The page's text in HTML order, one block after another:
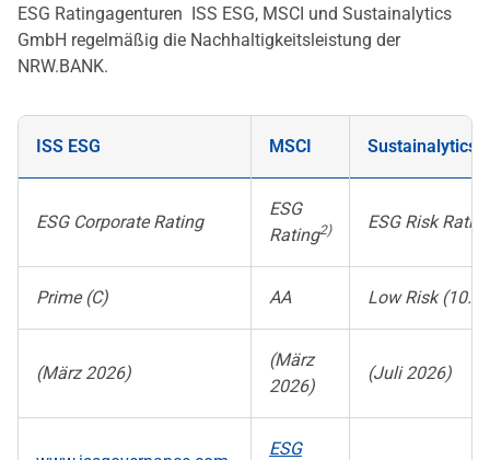
ESG Ratingagenturen
ISS ESG, MSCI und Sustainalytics
GmbH regelmäßig die Nachhaltigkeitsleistung der
NRW.BANK.
ISS ESG MSCI Sustainalytics
ESG Corporate Rating
ESG
Rating2) ESG Risk
Prime (C) AA Low Risk (10.5)
(März 2026)
(März
2026)
(Juli 2026)
ESG